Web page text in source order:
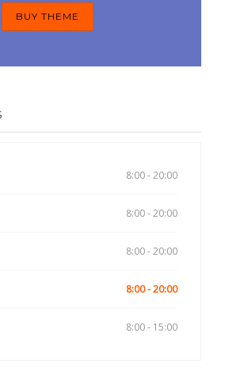
BUY THEME
8:00 - 20:00
8:00 - 20:00
8:00 - 20:00
8:00 - 20:00
8:00 - 15:00